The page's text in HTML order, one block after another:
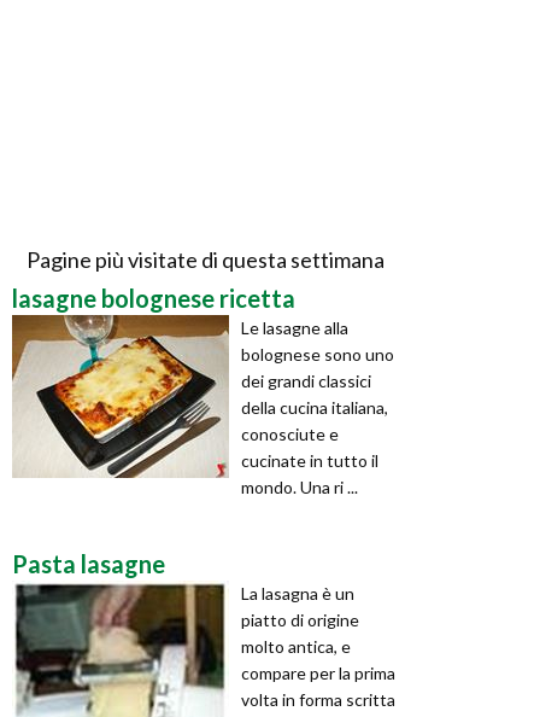
Pagine più visitate di questa settimana
lasagne bolognese ricetta
Le lasagne alla
bolognese sono uno
dei grandi classici
della cucina italiana,
conosciute e
cucinate in tutto il
mondo. Una ri ...
Pasta lasagne
La lasagna è un
piatto di origine
molto antica, e
compare per la prima
volta in forma scritta